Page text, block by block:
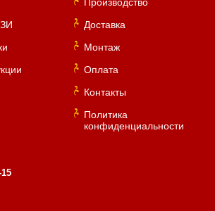
Доставка
Монтаж
Оплата
Контакты
Политика
конфиденциальности